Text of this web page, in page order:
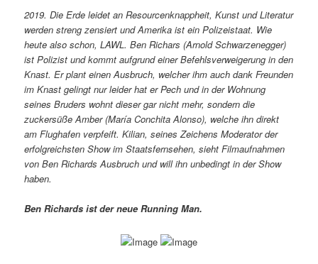
2019. Die Erde leidet an Resourcenknappheit, Kunst und Literatur
werden streng zensiert und Amerika ist ein Polizeistaat. Wie
heute also schon, LAWL. Ben Richars (Arnold Schwarzenegger)
ist Polizist und kommt aufgrund einer Befehlsverweigerung in den
Knast. Er plant einen Ausbruch, welcher ihm auch dank Freunden
im Knast gelingt nur leider hat er Pech und in der Wohnung
seines Bruders wohnt dieser gar nicht mehr, sondern die
zuckersüße Amber (María Conchita Alonso), welche ihn direkt
am Flughafen verpfeift. Kilian, seines Zeichens Moderator der
erfolgreichsten Show im Staatsfernsehen, sieht Filmaufnahmen
von Ben Richards Ausbruch und will ihn unbedingt in der Show
haben.
Ben Richards ist der neue Running Man.